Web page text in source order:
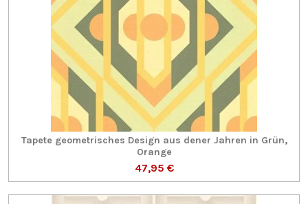
Tapete geometrisches Design aus dener Jahren in Grün,
Orange
47,95 €